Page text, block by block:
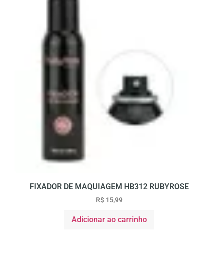
FIXADOR DE MAQUIAGEM HB312 RUBYROSE
R$15,99
Adicionar ao carrinho